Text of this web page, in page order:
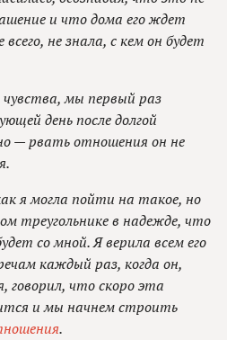
и что дома его ждет
не знала, с кем он будет
мы первый раз
день после долгой
— рвать отношения он не
я могла пойти на такое, но
треугольнике в надежде, что
со мной. Я верила всем его
каждый раз, когда он,
говорил, что скоро эта
и мы начнем строить
.